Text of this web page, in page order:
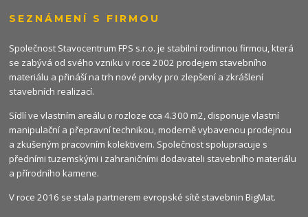
SEZNÁMENÍ S FIRMOU
Společnost Stavocentrum FPS s.r.o. je stabilní rodinnou firmou, která
se zabývá od svého vzniku v roce 2002 prodejem stavebního
materiálu a přináší na trh nové prvky pro zlepšení a zkrášlení
stavebních realizací.
Sídlí ve vlastním areálu o rozloze cca 4.300 m2, disponuje vlastní
manipulační a přepravní technikou, moderně vybavenou prodejnou
a zkušeným pracovním kolektivem. Společnost spolupracuje s
předními tuzemskými i zahraničními dodavateli stavebního materiálu
a přírodního kamene.
V roce 2016 se stala partnerem evropské sítě stavebnin BigMat.